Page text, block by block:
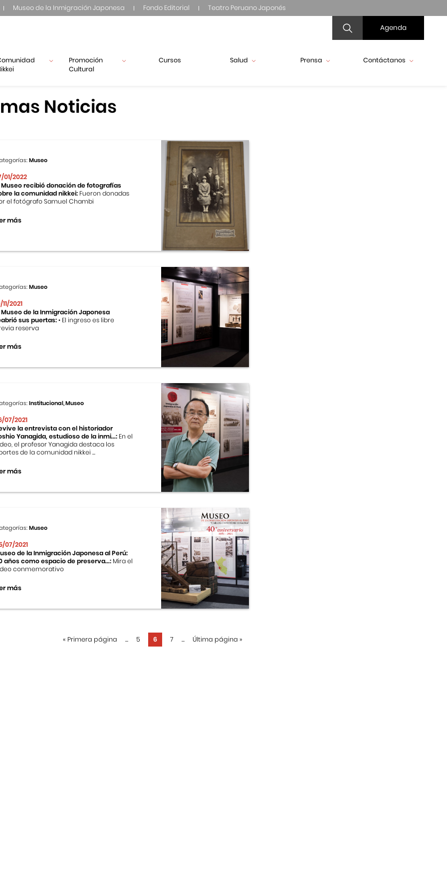
Museo de la Inmigración Japonesa Fondo Editorial Teatro Peruano Japonés
Agenda
Promoción
Cultural
Cursos Salud Prensa Contáctanos
Noticias
Museo
01/2022
Museo recibió donación de fotografías
la comunidad nikkei: Fueron donadas
el fotógrafo Samuel Chambi
más
Museo
11/2021
Museo de la Inmigración Japonesa
sus puertas:• El ingreso es libre
reserva
más
Institucional, Museo
07/2021
la entrevista con el historiador
Yanagida, estudioso de la inmi...: En el
el profesor Yanagida destaca los
de la comunidad nikkei ...
más
Museo
07/2021
de la Inmigración Japonesa al Perú:
años como espacio de preserva...: Mira el
conmemorativo
más
« Primera página ... 5 6 7 ... Última página »